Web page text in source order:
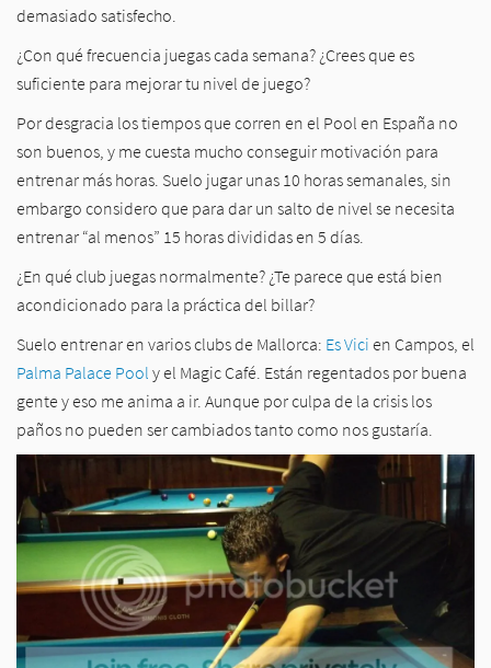
demasiado satisfecho.
¿Con qué frecuencia juegas cada semana? ¿Crees que es
suficiente para mejorar tu nivel de juego?
Por desgracia los tiempos que corren en el Pool en España no
son buenos, y me cuesta mucho conseguir motivación para
entrenar más horas. Suelo jugar unas 10 horas semanales, sin
embargo considero que para dar un salto de nivel se necesita
entrenar “al menos” 15 horas divididas en 5 días.
¿En qué club juegas normalmente? ¿Te parece que está bien
acondicionado para la práctica del billar?
Suelo entrenar en varios clubs de Mallorca: Es Vici en Campos, el
Palma Palace Pool y el Magic Café. Están regentados por buena
gente y eso me anima a ir. Aunque por culpa de la crisis los
paños no pueden ser cambiados tanto como nos gustaría.